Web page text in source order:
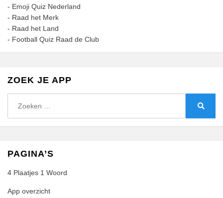
- Emoji Quiz Nederland
- Raad het Merk
- Raad het Land
- Football Quiz Raad de Club
ZOEK JE APP
naar:
PAGINA’S
4 Plaatjes 1 Woord
App overzicht